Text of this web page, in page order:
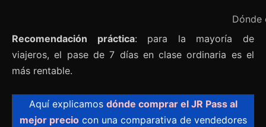
Dónde
Recomendación práctica: para la mayoría de
viajeros, el pase de 7 días en clase ordinaria es el
más rentable.
Aquí explicamos dónde comprar el JR Pass al
mejor precio con una comparativa de vendedores